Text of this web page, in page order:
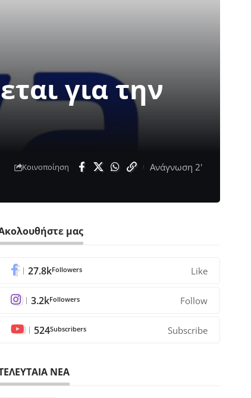
για την
Κοινοποίηση Ανάγνωση 2'
μας
27.8kFollowers Like
3.2kFollowers Follow
524Subscribers Subscribe
ΝΕΑ